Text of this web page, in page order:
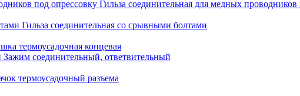
Гильза соединительная для медных проводников
Гильза соединительная со срывными болтами
термоусадочная концевая
Зажим соединительный, ответвительный
термоусадочный разъема